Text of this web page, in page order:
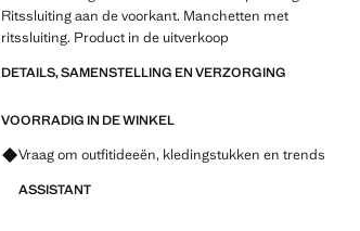
Ritssluiting aan de voorkant. Manchetten met
ritssluiting. Product in de uitverkoop
DETAILS, SAMENSTELLING EN VERZORGING
VOORRADIG IN DE WINKEL
Vraag om outfitideeën, kledingstukken en trends
ASSISTANT